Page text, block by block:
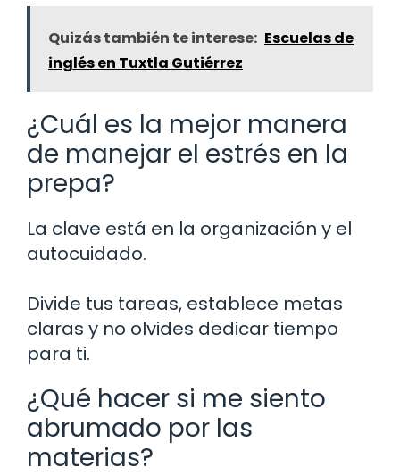
Quizás también te interese: Escuelas de
inglés en Tuxtla Gutiérrez
¿Cuál es la mejor manera
de manejar el estrés en la
prepa?
La clave está en la organización y el
autocuidado.
Divide tus tareas, establece metas
claras y no olvides dedicar tiempo
para ti.
¿Qué hacer si me siento
abrumado por las
materias?